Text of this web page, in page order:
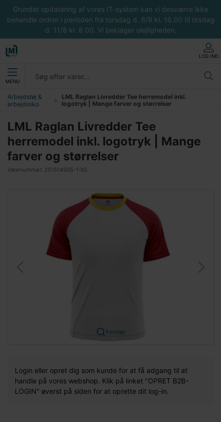
Grundet opdatering af vores IT-system kan vi desværre ikke
behandle ordrer i perioden fra torsdag d. 6/8 kl. 16.00 til tirsdag
d. 11/8 kl. 8.00. Vi beklager ulejligheden.
LOG IND
MENU
Arbejdstøj &
arbejdssko
LML Raglan Livredder Tee herremodel inkl.
logotryk | Mange farver og størrelser
LML Raglan Livredder Tee
herremodel inkl. logotryk | Mange
farver og størrelser
Varenummer: 251514505-1-XS
Forstør
Login eller opret dig som kunde for at få adgang til at
handle på vores webshop. Klik på linket "OPRET B2B-
LOGIN" øverst på siden for at oprette dit log-in.